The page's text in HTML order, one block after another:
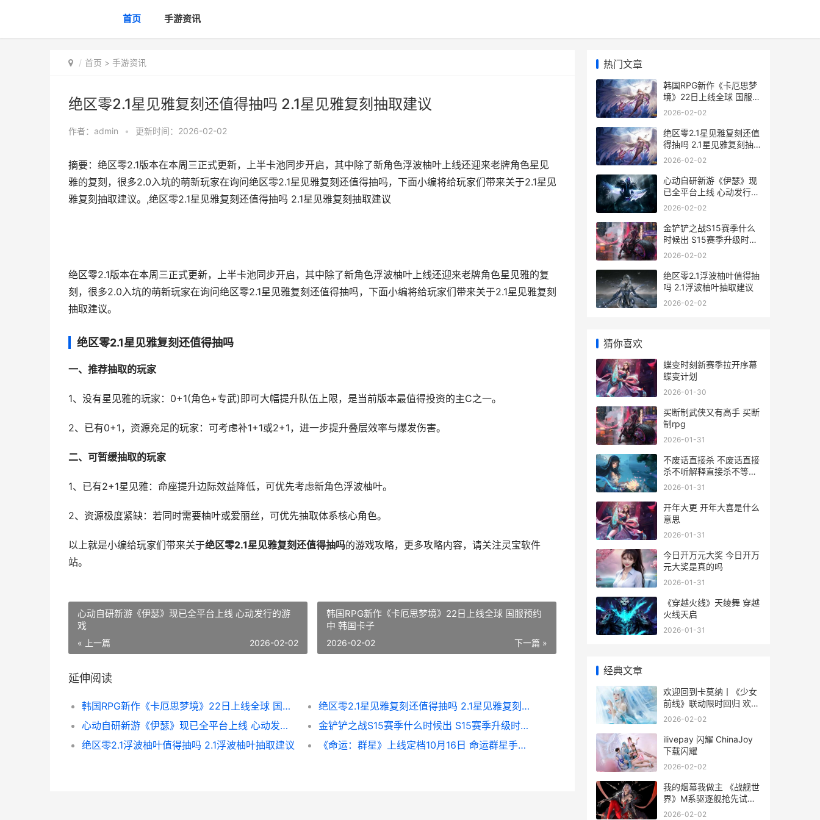
首页 手游资讯
首页 > 手游资讯
绝区零2.1星见雅复刻还值得抽吗 2.1星见雅复刻抽取建议
作者： admin • 更新时间：2026-02-02
摘要：绝区零2.1版本在本周三正式更新，上半卡池同步开启，其中除了新角色浮波柚叶上线还迎来老牌角色星见
雅的复刻，很多2.0入坑的萌新玩家在询问绝区零2.1星见雅复刻还值得抽吗，下面小编将给玩家们带来关于2.1星见
雅复刻抽取建议。,绝区零2.1星见雅复刻还值得抽吗 2.1星见雅复刻抽取建议
绝区零2.1版本在本周三正式更新，上半卡池同步开启，其中除了新角色浮波柚叶上线还迎来老牌角色星见雅的复
刻，很多2.0入坑的萌新玩家在询问绝区零2.1星见雅复刻还值得抽吗，下面小编将给玩家们带来关于2.1星见雅复刻
抽取建议。
绝区零2.1星见雅复刻还值得抽吗
一、推荐抽取的玩家
1、没有星见雅的玩家：0+1(角色+专武)即可大幅提升队伍上限，是当前版本最值得投资的主C之一。
2、已有0+1，资源充足的玩家：可考虑补1+1或2+1，进一步提升叠层效率与爆发伤害。
二、可暂缓抽取的玩家
1、已有2+1星见雅：命座提升边际效益降低，可优先考虑新角色浮波柚叶。
2、资源极度紧缺：若同时需要柚叶或爱丽丝，可优先抽取体系核心角色。
以上就是小编给玩家们带来关于绝区零2.1星见雅复刻还值得抽吗的游戏攻略，更多攻略内容，请关注灵宝软件
站。
心动自研新游《伊瑟》现已全平台上线 心动发行的游
戏
« 上一篇 2026-02-02
韩国RPG新作《卡厄思梦境》22日上线全球 国服预约
中 韩国卡子
下一篇 »
2026-02-02
延伸阅读
韩国RPG新作《卡厄思梦境》22日上线全球 国服预约中 韩国卡子
绝区零2.1星见雅复刻还值得抽吗 2.1星见雅复刻抽取建议
心动自研新游《伊瑟》现已全平台上线 心动发行的游戏
金铲铲之战S15赛季什么时候出 S15赛季升级时间 金铲铲之战s15赛季什么时候结束
绝区零2.1浮波柚叶值得抽吗 2.1浮波柚叶抽取建议
《命运：群星》上线定档10月16日 命运群星手游官网
热门文章
韩国RPG新作《卡厄思梦
境》22日上线全球 国服预
约中 韩国卡子
2026-02-02
绝区零2.1星见雅复刻还值
得抽吗 2.1星见雅复刻抽
取建议
2026-02-02
心动自研新游《伊瑟》现
已全平台上线 心动发行的
游戏
2026-02-02
金铲铲之战S15赛季什么
时候出 S15赛季升级时间
金铲铲之战s15赛季什么
2026-02-02
绝区零2.1浮波柚叶值得抽
吗 2.1浮波柚叶抽取建议
2026-02-02
猜你喜欢
蝶变时刻新赛季拉开序幕
蝶变计划
2026-01-30
买断制武侠又有高手 买断
制rpg
2026-01-31
不废话直接杀 不废话直接
杀不听解释直接杀不等说
话直接杀
2026-01-31
开年大更 开年大喜是什么
意思
2026-01-31
今日开万元大奖 今日开万
元大奖是真的吗
2026-01-31
《穿越火线》天绫舞 穿越
火线天启
2026-01-31
经典文章
欢迎回到卡莫纳丨《少女
前线》联动限时回归 欢迎
回到卡莫纳英语
2026-02-02
ilivepay 闪耀 ChinaJoy
下载闪耀
2026-02-02
我的烟幕我做主 《战舰世
界》M系驱逐舰抢先试试
最初 我的烟头
2026-02-02